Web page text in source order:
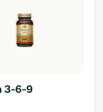
3-6-9